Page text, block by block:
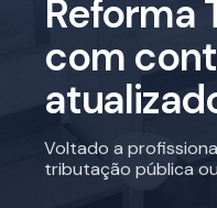
Reforma
com
Voltado a
tributação pública